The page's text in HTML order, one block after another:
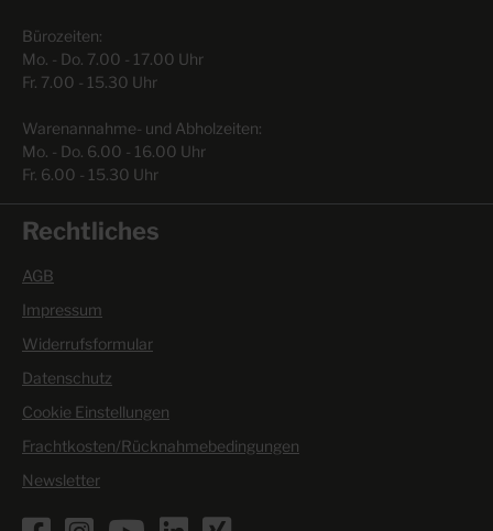
Bürozeiten:
Mo. - Do. 7.00 - 17.00 Uhr
Fr. 7.00 - 15.30 Uhr
Warenannahme- und Abholzeiten:
Mo. - Do. 6.00 - 16.00 Uhr
Fr. 6.00 - 15.30 Uhr
Rechtliches
AGB
Impressum
Widerrufsformular
Datenschutz
Cookie Einstellungen
Frachtkosten/Rücknahmebedingungen
Newsletter